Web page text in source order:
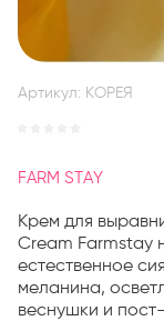
Артикул: КОРЕЯ
FARM STAY
Крем для
Cream Farmstay
естественное
меланина,
веснушки и